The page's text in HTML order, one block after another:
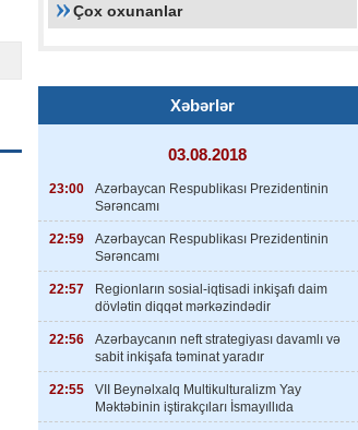
Çox oxunanlar
Xəbərlər
03.08.2018
23:00
Azərbaycan Respublikası Prezidentinin
Sərəncamı
22:59
Azərbaycan Respublikası Prezidentinin
Sərəncamı
22:57
Regionların sosial-iqtisadi inkişafı daim
dövlətin diqqət mərkəzindədir
22:56
Azərbaycanın neft strategiyası davamlı və
sabit inkişafa təminat yaradır
22:55
VII Beynəlxalq Multikulturalizm Yay
Məktəbinin iştirakçıları İsmayıllıda